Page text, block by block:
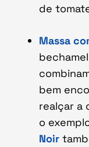
de
Massa
bem
realçar a
o
Noir